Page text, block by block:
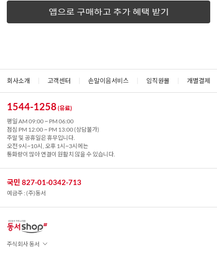
회사소개 고객센터 손말이음서비스 임직원몰 개별결제
1544-1258 (유료)
평일 AM 09:00 ~ PM 06:00
점심 PM 12:00 ~ PM 13:00 (상담불가)
주말 및 공휴일은 휴무입니다.
오전 9시~10시, 오후 1시~3시에는
통화량이 많아 연결이 원활치 않을 수 있습니다.
국민 827-01-0342-713
예금주 : (주)동서
주식회사 동서